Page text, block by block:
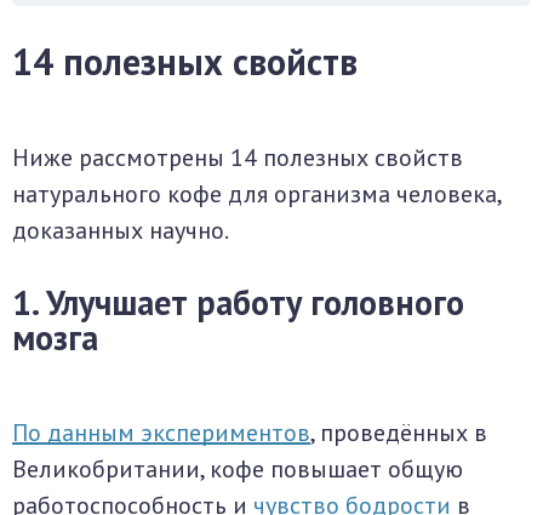
14 полезных свойств
Ниже рассмотрены 14 полезных свойств
натурального кофе для организма человека,
доказанных научно.
1. Улучшает работу головного
мозга
По данным экспериментов, проведённых в
Великобритании, кофе повышает общую
работоспособность и чувство бодрости в